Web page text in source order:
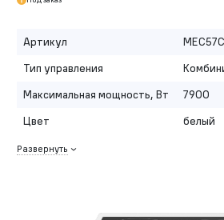
Артикул
Тип управления
Максимальная мощность, Вт
7900
Цвет
белый
Развернуть